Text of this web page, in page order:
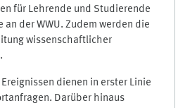
für Lehrende und Studierende
der WWU. Zudem werden die
wissenschaftlicher
dienen in erster Linie
Darüber hinaus